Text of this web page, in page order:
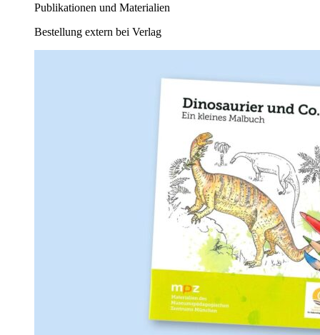
Publikationen und Materialien
Bestellung extern bei Verlag